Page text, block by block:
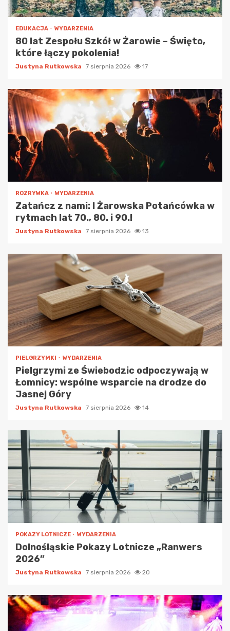
EDUKACJA WYDARZENIA
80 lat Zespołu Szkół w Żarowie – Święto,
które łączy pokolenia!
Justyna Rutkowska 7 sierpnia 2026 17
ROZRYWKA WYDARZENIA
Zatańcz z nami: I Żarowska Potańcówka w
rytmach lat 70., 80. i 90.!
Justyna Rutkowska 7 sierpnia 2026 13
PIELGRZYMKI WYDARZENIA
Pielgrzymi ze Świebodzic odpoczywają w
Łomnicy: wspólne wsparcie na drodze do
Jasnej Góry
Justyna Rutkowska 7 sierpnia 2026 14
POKAZY LOTNICZE WYDARZENIA
Dolnośląskie Pokazy Lotnicze „Ranwers
2026”
Justyna Rutkowska 7 sierpnia 2026 20